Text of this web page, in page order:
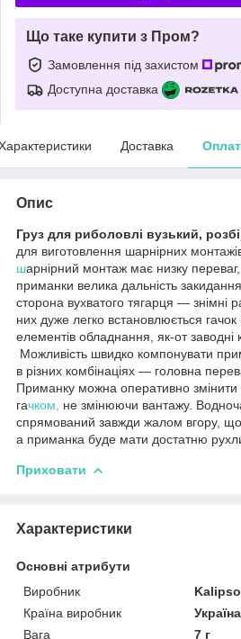
Що таке купити з Пром?
Замовлення під захистом
Доступна доставка
Доставка
Опис
Груз для риболовлі вузький,
для виготовлення шарнірних
шарнірний монтаж має низку
приманки велика дальність
сторона вухватого тягарця — знімні
них дуже легко встановлюється
елементів обладнання, як-от заводні
Можливість швидко компонувати
в різних комбінаціях — головна
Приманку можна оперативно змінити
гачком, не змінюючи вантажу.
спрямований завжди жалом вгору, що
а приманка буде мати достатню
Приховати
Характеристики
Основні атрибути
Виробник
Kalipso
Країна виробник
Україна
Вага
7 г